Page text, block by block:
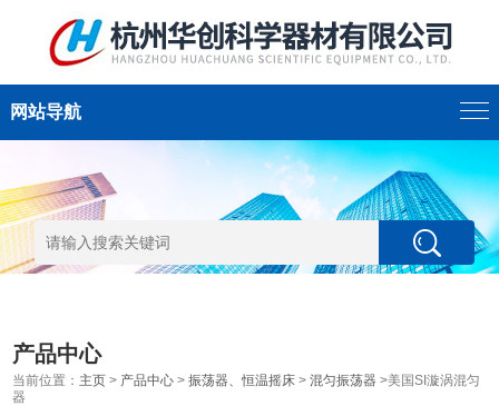
网站导航
产品中心
当前位置： 主页 > 产品中心 >振荡器、恒温摇床 >混匀振荡器 >美国SI漩涡混匀
器